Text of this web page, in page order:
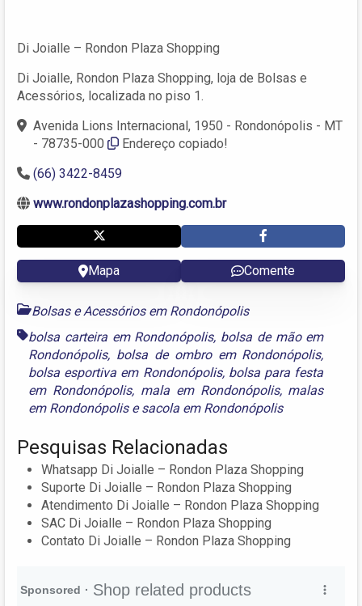
Di Joialle – Rondon Plaza Shopping
Di Joialle, Rondon Plaza Shopping, loja de Bolsas e
Acessórios, localizada no piso 1.
Avenida Lions Internacional, 1950 - Rondonópolis - MT
- 78735-000
Endereço copiado!
(66) 3422-8459
www.rondonplazashopping.com.br
Mapa Comente
Bolsas e Acessórios em Rondonópolis
bolsa carteira em Rondonópolis, bolsa de mão em
Rondonópolis, bolsa de ombro em Rondonópolis,
bolsa esportiva em Rondonópolis, bolsa para festa
em Rondonópolis, mala em Rondonópolis, malas
em Rondonópolisesacola em Rondonópolis
Pesquisas Relacionadas
Whatsapp Di Joialle – Rondon Plaza Shopping
Suporte Di Joialle – Rondon Plaza Shopping
Atendimento Di Joialle – Rondon Plaza Shopping
SAC Di Joialle – Rondon Plaza Shopping
Contato Di Joialle – Rondon Plaza Shopping